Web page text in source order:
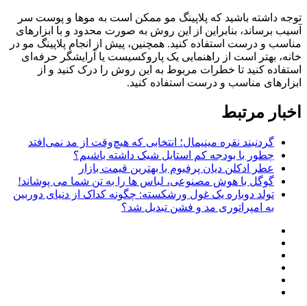
توجه داشته باشید که پلاپینگ مو ممکن است به موها و پوست سر
آسیب برساند، بنابراین از این روش به صورت محدود و با ابزارهای
مناسب و درست استفاده کنید. همچنین، پیش از انجام پلاپینگ مو در
خانه، بهتر است از راهنمایی یک پاروکسیست یا آرایشگر حرفه‌ای
استفاده کنید تا خطرات مربوط به این روش را درک کنید و از
ابزارهای مناسب و درست استفاده کنید.
اخبار مرتبط
گردنبند نقره مینیمال؛ انتخابی که هیچ‌وقت از مد نمی‌افتد
چطور با بودجه کم استایل شیک داشته باشیم؟
عطر ادکلن دیان پرفیوم با بهترین قیمت بازار
گوگل با هوش مصنوعی، لباس ها را به تن شما می پوشاند!
تولد دوباره یک غول ورشکسته: چگونه کداک از دنیای دوربین
به امپراتوری مد و فشن تبدیل شد؟